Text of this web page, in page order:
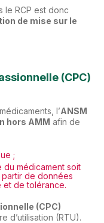
le RCP est donc
de mise sur le
(CPC)
l’ANSM
hors AMM afin de
;
médicament soit
de données
et de tolérance.
(CPC)
d’utilisation (RTU).